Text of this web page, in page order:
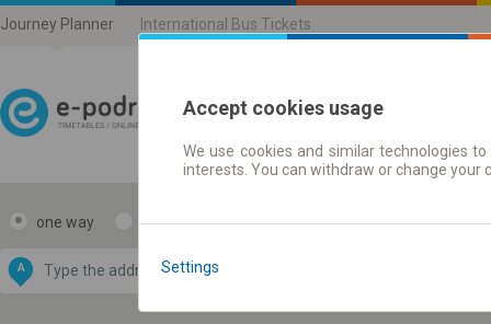
Journey Planner International Bus Tickets
Journey planner |
one way return
A
by
OpenStreetMap
Accept cookies usage
We use cookies and similar technologies
interests. You can withdraw or change
Settings